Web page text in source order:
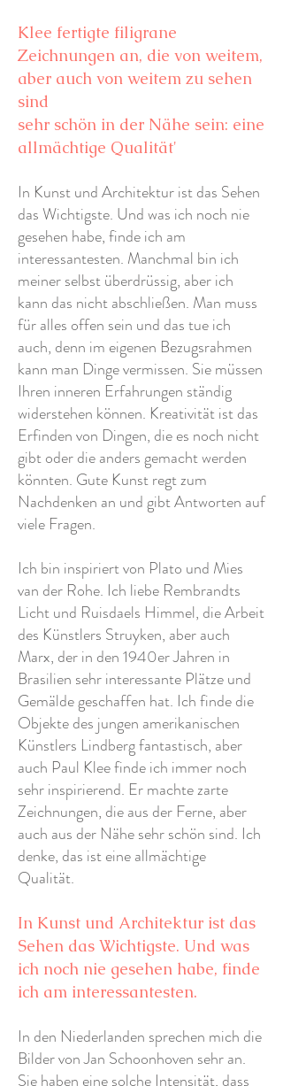
Klee fertigte filigrane
Zeichnungen an, die von weitem,
aber auch von weitem zu sehen
sind
sehr schön in der Nähe sein: eine
allmächtige Qualität'
In Kunst und Architektur ist das Sehen
das Wichtigste. Und was ich noch nie
gesehen habe, finde ich am
interessantesten. Manchmal bin ich
meiner selbst überdrüssig, aber ich
kann das nicht abschließen. Man muss
für alles offen sein und das tue ich
auch, denn im eigenen Bezugsrahmen
kann man Dinge vermissen. Sie müssen
Ihren inneren Erfahrungen ständig
widerstehen können. Kreativität ist das
Erfinden von Dingen, die es noch nicht
gibt oder die anders gemacht werden
könnten. Gute Kunst regt zum
Nachdenken an und gibt Antworten auf
viele Fragen.
Ich bin inspiriert von Plato und Mies
van der Rohe. Ich liebe Rembrandts
Licht und Ruisdaels Himmel, die Arbeit
des Künstlers Struyken, aber auch
Marx, der in den 1940er Jahren in
Brasilien sehr interessante Plätze und
Gemälde geschaffen hat. Ich finde die
Objekte des jungen amerikanischen
Künstlers Lindberg fantastisch, aber
auch Paul Klee finde ich immer noch
sehr inspirierend. Er machte zarte
Zeichnungen, die aus der Ferne, aber
auch aus der Nähe sehr schön sind. Ich
denke, das ist eine allmächtige
Qualität.
In Kunst und Architektur ist das
Sehen das Wichtigste. Und was
ich noch nie gesehen habe, finde
ich am interessantesten.
In den Niederlanden sprechen mich die
Bilder von Jan Schoonhoven sehr an.
Sie haben eine solche Intensität, dass